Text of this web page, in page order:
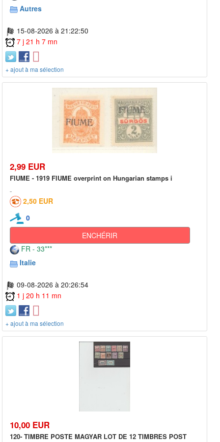
Autres
15-08-2026 à 21:22:50
7 j 21 h 7 mn
+ ajout à ma sélection
2,99 EUR
FIUME - 1919 FIUME overprint on Hungarian stamps i
2,50 EUR
0
ENCHÉRIR
FR - 33***
Italie
09-08-2026 à 20:26:54
1 j 20 h 11 mn
+ ajout à ma sélection
10,00 EUR
120- TIMBRE POSTE MAGYAR LOT DE 12 TIMBRES POST